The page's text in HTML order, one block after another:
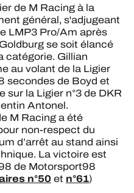
de M Racing à la
général, s'adjugeant
LMP3 Pro/Am après
se soit élancé
catégorie. Gillian
au volant de la Ligier
secondes de Boyd et
la Ligier n°3 de DKR
Antonel.
M Racing a été
non-respect du
d’arrêt au stand ainsi
La victoire est
de Motorsport98
n°50et n°61)